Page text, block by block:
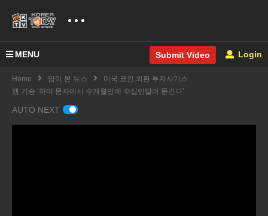
MENU Submit Video Login
Home 많이 본 뉴스
미국 코인,외환 투자사기스
캠 기승 ‘하이 문자에서 수개월만에 수십만달러 뜯긴다’
AUTO NEXT